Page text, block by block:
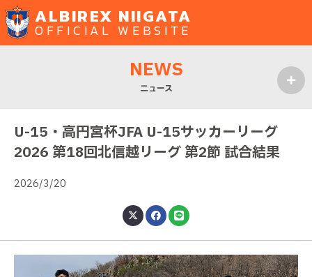
ALBIREX NIIGATA
OFFICIAL WEBSITE
NEWS
ニュース
U-15・高円宮杯JFA U-15サッカーリーグ
2026 第18回北信越リーグ 第2節 試合結果
2026/3/20